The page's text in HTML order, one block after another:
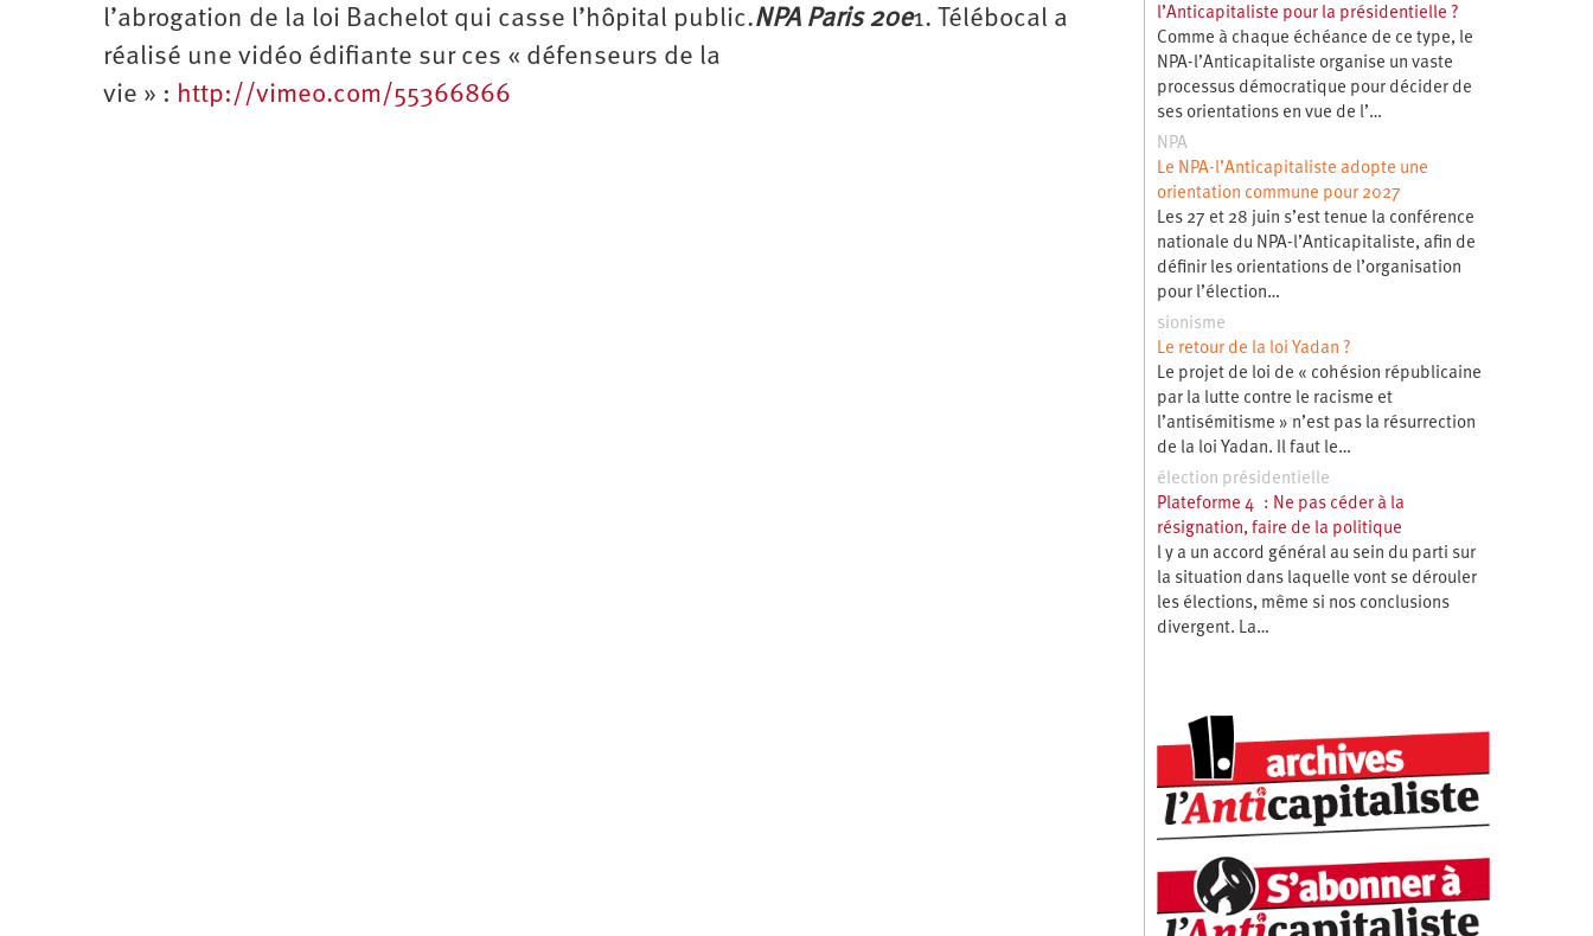
l’abrogation de la loi Bachelot qui casse l’hôpital public.NPA Paris 20e1. Télébocal a
réalisé une vidéo édifiante sur ces « défenseurs de la
vie » : http://vimeo.com/55366866
l’Anticapitaliste pour la présidentielle ?
Comme à chaque échéance de ce type, le
NPA-l’Anticapitaliste organise un vaste
processus démocratique pour décider de
ses orientations en vue de l’…
NPA
Le NPA-l’Anticapitaliste adopte une
orientation commune pour 2027
Les 27 et 28 juin s’est tenue la conférence
nationale du NPA-l’Anticapitaliste, afin de
définir les orientations de l’organisation
pour l’élection…
sionisme
Le retour de la loi Yadan ?
Le projet de loi de « cohésion républicaine
par la lutte contre le racisme et
l’antisémitisme » n’est pas la résurrection
de la loi Yadan. Il faut le…
élection présidentielle
Plateforme 4 : Ne pas céder à la
résignation, faire de la politique
l y a un accord général au sein du parti sur
la situation dans laquelle vont se dérouler
les élections, même si nos conclusions
divergent. La…